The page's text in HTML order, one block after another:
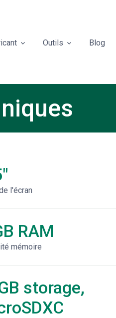
Outils Blog
l'écran
RAM
mémoire
storage,